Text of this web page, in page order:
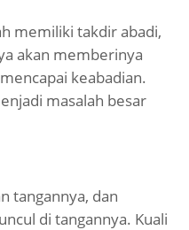
memiliki takdir abadi,
akan memberinya
keabadian.
masalah besar
tangannya, dan
di tangannya. Kuali